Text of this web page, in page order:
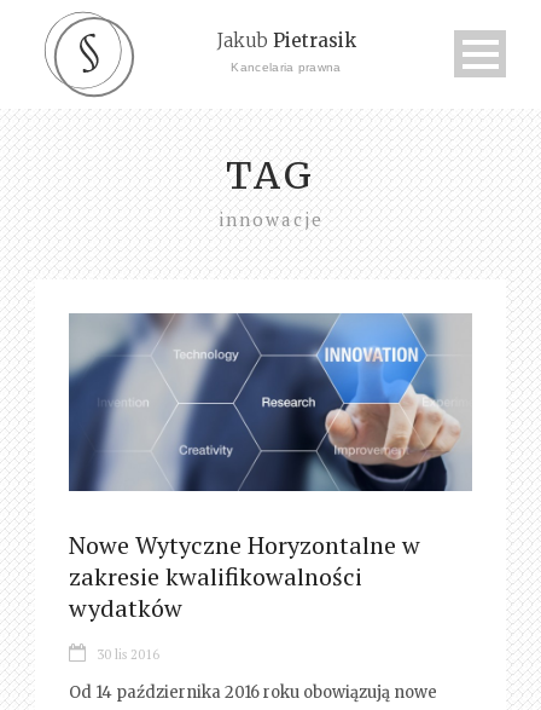
Jakub Pietrasik
Kancelaria prawna
TAG
innowacje
Nowe Wytyczne Horyzontalne w
zakresie kwalifikowalności
wydatków
30 lis 2016
Od 14 października 2016 roku obowiązują nowe